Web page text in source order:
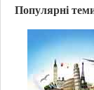
Популярні